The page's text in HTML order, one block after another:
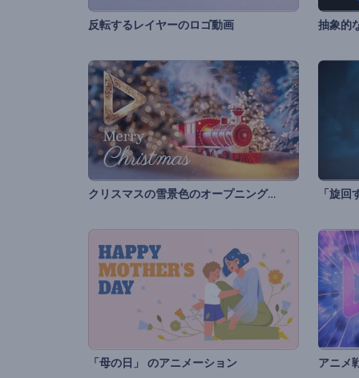
反転するレイヤーのロゴ動画 抽象的
クリスマスの雪景色のオープニング動画 「旋
「母の日」 のアニメーション アニメ